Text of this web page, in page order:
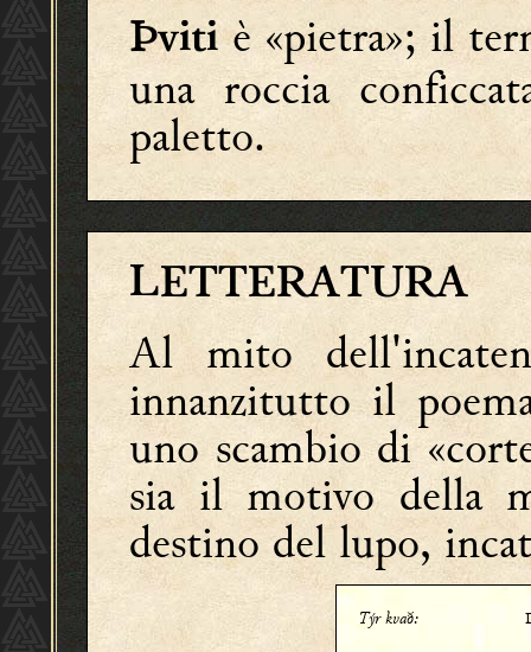
Þvitiè «pietra»; il
una roccia
paletto.
LETTERATURA
Al mito
innanzitutto il
uno scambio di
sia il motivo della
destino del lupo,
Týr kvað: